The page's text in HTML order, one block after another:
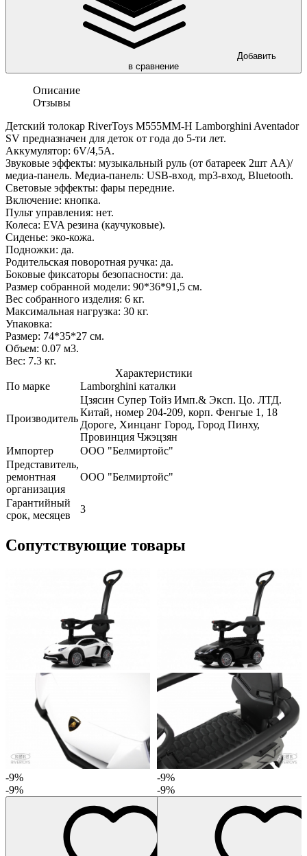
Добавить
в сравнение
Описание
Отзывы
Детский толокар RiverToys M555MM-H Lamborghini Aventador
SV предназначен для деток от года до 5-ти лет.
Аккумулятор: 6V/4,5А.
Звуковые эффекты: музыкальный руль (от батареек 2шт АА)/
медиа-панель. Медиа-панель: USB-вход, mp3-вход, Bluetooth.
Световые эффекты: фары передние.
Включение: кнопка.
Пульт управления: нет.
Колеса: EVA резина (каучуковые).
Сиденье: эко-кожа.
Подножки: да.
Родительская поворотная ручка: да.
Боковые фиксаторы безопасности: да.
Размер собранной модели: 90*36*91,5 см.
Вес собранного изделия: 6 кг.
Максимальная нагрузка: 30 кг.
Упаковка:
Размер: 74*35*27 см.
Объем: 0.07 м3.
Вес: 7.3 кг.
Характеристики
По марке
Lamborghini каталки
Производитель
Цзясин Супер Тойз Имп.& Эксп. Цо. ЛТД.
Китай, номер 204-209, корп. Фенгые 1, 18
Дороге, Хинцанг Город, Город Пинху,
Провинция Чжэцзян
Импортер
ООО "Белмиртойс"
Представитель,
ремонтная
организация
ООО "Белмиртойс"
Гарантийный
срок, месяцев
3
Сопутствующие товары
-9%
-9%
-9%
-9%